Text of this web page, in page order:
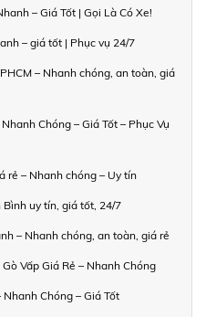
– Giá Tốt | Gọi Là Có Xe!
– giá tốt | Phục vụ 24/7
– Nhanh chóng, an toàn, giá
Chóng – Giá Tốt – Phục Vụ
rẻ – Nhanh chóng – Uy tín
uy tín, giá tốt, 24/7
– Nhanh chóng, an toàn, giá rẻ
Vấp Giá Rẻ – Nhanh Chóng
Chóng – Giá Tốt